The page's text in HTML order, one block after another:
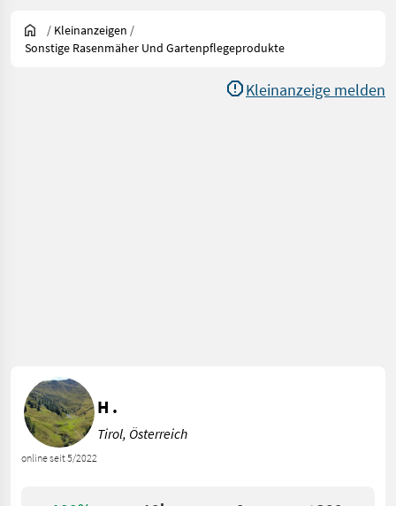
/ Kleinanzeigen /
Sonstige Rasenmäher Und Gartenpflegeprodukte
Kleinanzeige melden
online seit 5/2022
H .
Tirol, Österreich